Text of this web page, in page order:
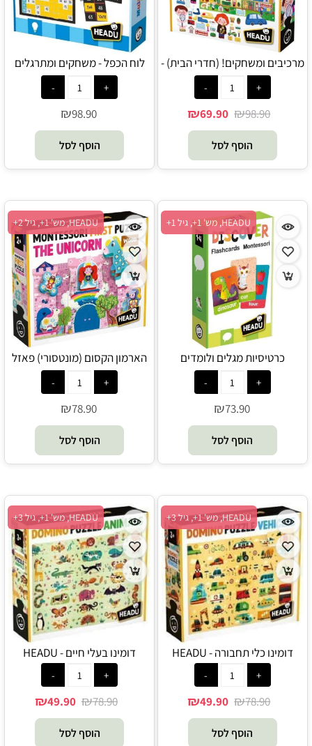
מרכיבים ומשחקים! (חדרי הבית) -
HEADU
₪98.90
₪69.90
הוסף לסל
לוח הכפל - משחקים ומתרגלים
בכיף - HEADU
₪98.90
הוסף לסל
HEADU, מש' 1+, גיל 1+
כרטיסיות מגלים ולומדים
(מונטסורי) - HEADU
₪73.90
הוסף לסל
HEADU, מש' 1+, גיל 2+
הארמון הקסום (מונטסורי) פאזל
קשיח + 5 דמויות גדולות מעץ -
HEADU
₪78.90
הוסף לסל
HEADU, מש' 1+, גיל 3+
דומינו כלי תחבורה - HEADU
₪78.90
₪49.90
הוסף לסל
HEADU, מש' 1+, גיל 3+
דומינו בעלי חיים - HEADU
₪78.90
₪49.90
הוסף לסל